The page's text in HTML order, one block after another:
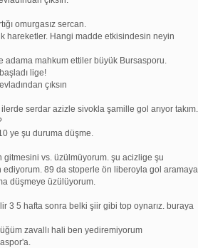
omurgasız sercan.
hareketler. Hangi madde etkisindesin neyin
adama mahkum ettiler büyük Bursasporu.
lige!
çıksın
serdar azizle sivokla şamille gol arıyor takım.
ye şu duruma düşme.
gitmesini vs. üzülmüyorum. şu acizlige şu
89 da stoperle ön liberoyla gol aramaya
düşmeye üzülüyorum.
3 5 hafta sonra belki şiir gibi top oynarız. buraya
zavallı hali ben yediremiyorum